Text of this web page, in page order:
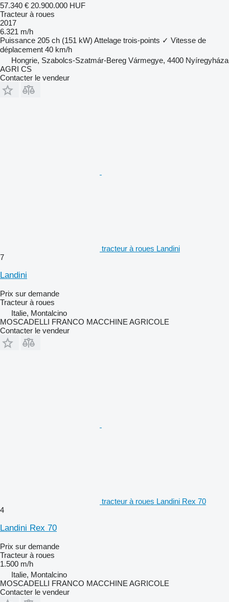
57.340 € 20.900.000 HUF
Tracteur à roues
2017
6.321 m/h
Puissance 205 ch (151 kW) Attelage trois-points ✓ Vitesse de
déplacement 40 km/h
Hongrie, Szabolcs-Szatmár-Bereg Vármegye, 4400 Nyíregyháza
AGRI CS
Contacter le vendeur
tracteur à roues Landini
7
Landini
Prix sur demande
Tracteur à roues
Italie, Montalcino
MOSCADELLI FRANCO MACCHINE AGRICOLE
Contacter le vendeur
tracteur à roues Landini Rex 70
4
Landini Rex 70
Prix sur demande
Tracteur à roues
1.500 m/h
Italie, Montalcino
MOSCADELLI FRANCO MACCHINE AGRICOLE
Contacter le vendeur